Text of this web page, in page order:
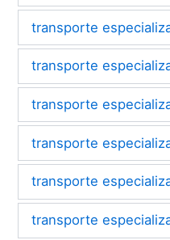
transporte
transporte
transporte
transporte
transporte
transporte